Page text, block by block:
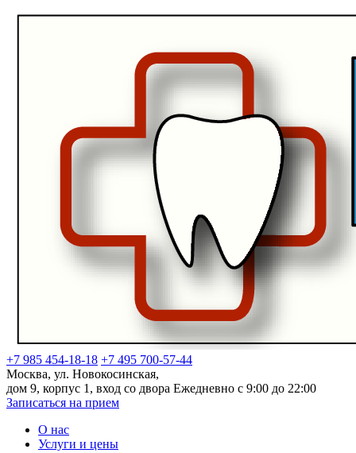
+7 985 454-18-18 +7 495 700-57-44
Москва, ул. Новокосинская,
дом 9, корпус 1, вход со двора Ежедневно с 9:00 до 22:00
Записаться на прием
О нас
Услуги и цены